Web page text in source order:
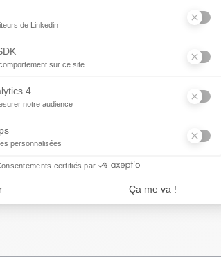
extérieures. Je suis certaine que
avec un ou des chiens!
présidente et copropriétaire de 10
sa carrière au développement
et chroniqueuse, elle
la valorisation du travail
collaboration, elle place
sur des sujets liés à la vie